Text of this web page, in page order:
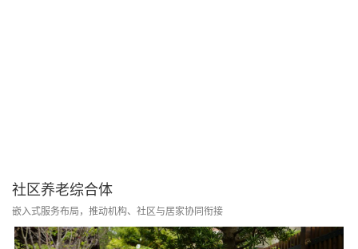
社区养老综合体
嵌入式服务布局，推动机构、社区与居家协同衔接